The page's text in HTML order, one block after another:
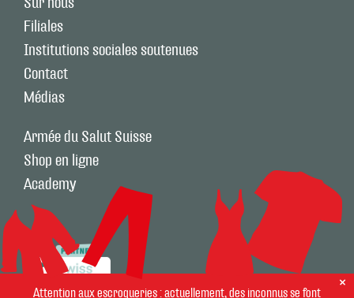
Attention aux escroqueries : actuellement, des inconnus se font
Sur nous
Filiales
Institutions sociales soutenues
Contact
Médias
Armée du Salut Suisse
Shop en ligne
Academy